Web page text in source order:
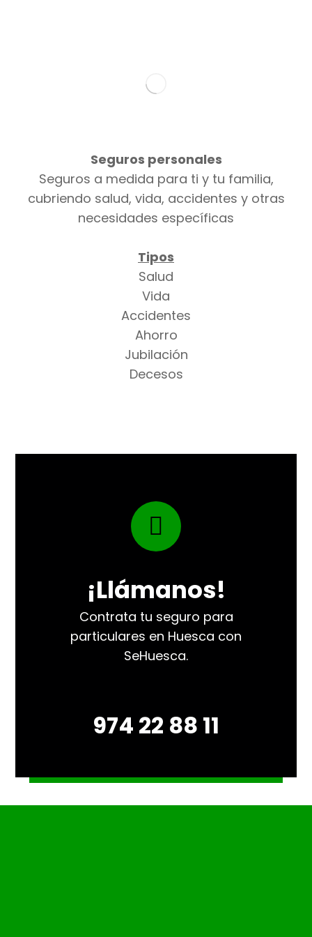
Seguros personales
Seguros a medida para ti y tu familia,
cubriendo salud, vida, accidentes y otras
necesidades específicas
Tipos
Salud
Vida
Accidentes
Ahorro
Jubilación
Decesos
¡Llámanos!
Contrata tu seguro para
particulares en Huesca con
SeHuesca.
974 22 88 11